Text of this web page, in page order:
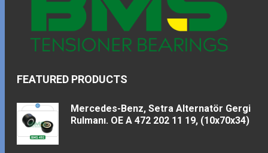
FEATURED PRODUCTS
Mercedes-Benz, Setra Alternatör Gergi
Rulmanı. OE A 472 202 11 19, (10x70x34)